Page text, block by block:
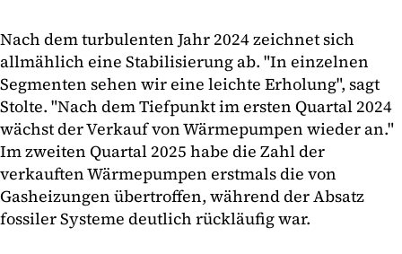
Nach dem turbulenten Jahr 2024 zeichnet sich
allmählich eine Stabilisierung ab. "In einzelnen
Segmenten sehen wir eine leichte Erholung", sagt
Stolte. "Nach dem Tiefpunkt im ersten Quartal 2024
wächst der Verkauf von Wärmepumpen wieder an."
Im zweiten Quartal 2025 habe die Zahl der
verkauften Wärmepumpen erstmals die von
Gasheizungen übertroffen, während der Absatz
fossiler Systeme deutlich rückläufig war.